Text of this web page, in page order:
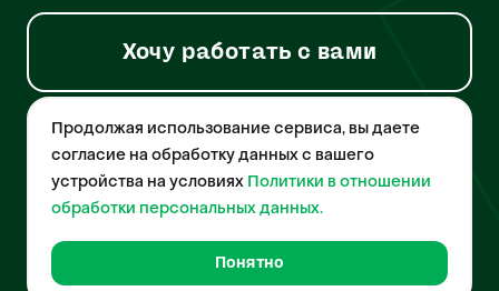
Хочу работать с вами
© 2026 Pet-Yes. ООО «Биржа домашних животных «Пет-Ес»
осуществляет деятельность в области информационных
технологий, деятельность по разработке и эксплуатации
собственного программного обеспечения, деятельность
порталов в информационно-коммуникационной сети Интернет и
домашних животных», свидетельство о регистрации
№2021612018 от 10 февраля 2021 года.
Продолжая использование сервиса, вы даете
согласие на обработку данных с вашего
устройства на условиях Политики в отношении
обработки персональных данных.
Понятно